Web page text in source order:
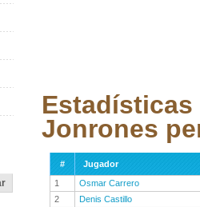
Jonrones
#
Jugador
1
Osmar Carrero
2
Denis Castillo